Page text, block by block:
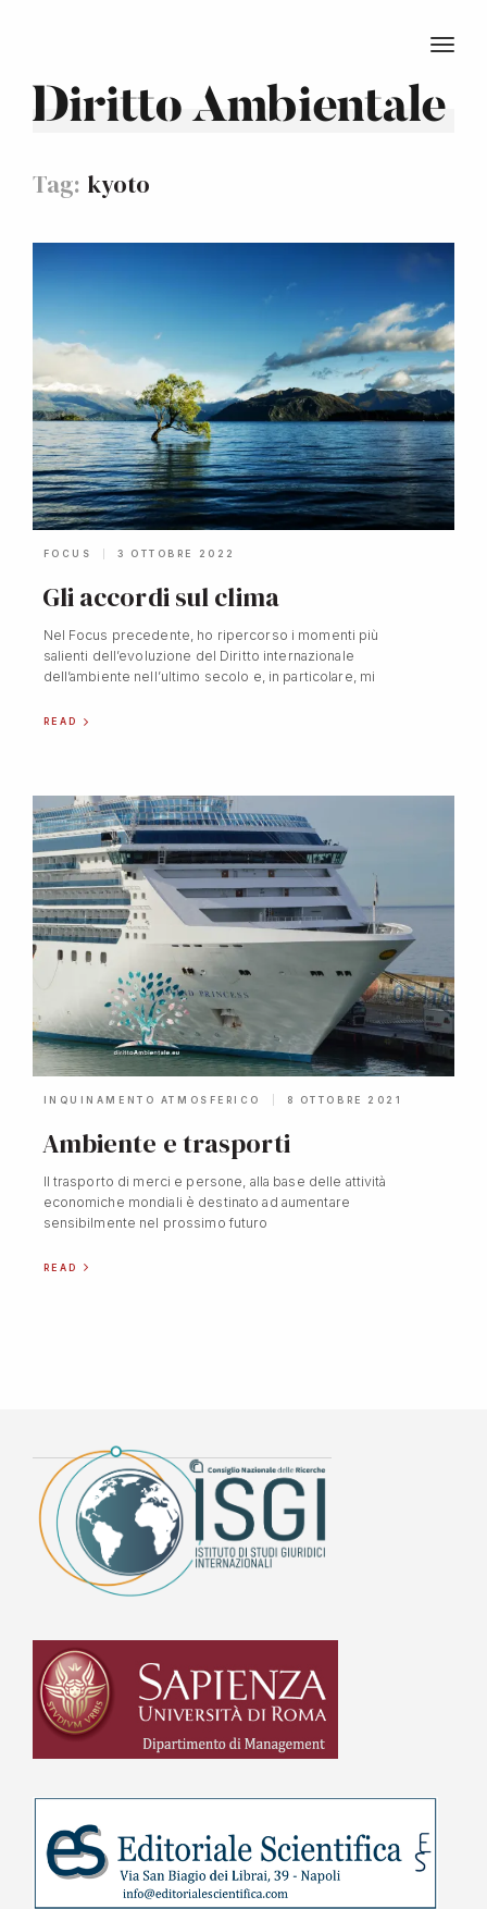
Diritto Ambientale
Tag: kyoto
FOCUS 3 OTTOBRE 2022
Gli accordi sul clima
Nel Focus precedente, ho ripercorso i momenti più
salienti dell’evoluzione del Diritto internazionale
dell’ambiente nell’ultimo secolo e, in particolare, mi
READ
INQUINAMENTO ATMOSFERICO 8 OTTOBRE 2021
Ambiente e trasporti
Il trasporto di merci e persone, alla base delle attività
economiche mondiali è destinato ad aumentare
sensibilmente nel prossimo futuro
READ